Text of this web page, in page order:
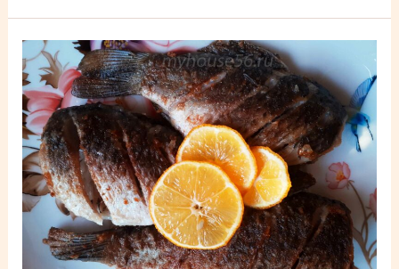
должно
быть
филе?